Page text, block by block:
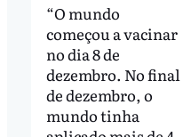
“O mundo
começou a vacinar
no dia 8 de
dezembro. No final
de dezembro, o
mundo tinha